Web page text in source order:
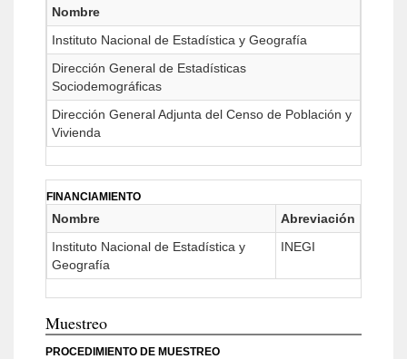
Nombre
Instituto Nacional de Estadística y Geografía
Dirección General de Estadísticas
Sociodemográficas
Dirección General Adjunta del Censo de Población y
Vivienda
FINANCIAMIENTO
Nombre
Abreviación
Instituto Nacional de Estadística y
Geografía
INEGI
Muestreo
PROCEDIMIENTO DE MUESTREO